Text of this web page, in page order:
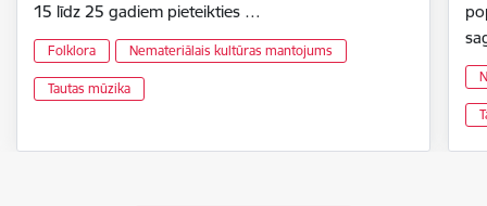
15 līdz 25 gadiem pieteikties …
Folklora Nemateriālais kultūras mantojums
Tautas mūzika